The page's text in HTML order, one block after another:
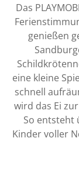
Das
genießen
eine kleine
schnell
wird das Ei
So entsteht
Kinder voller